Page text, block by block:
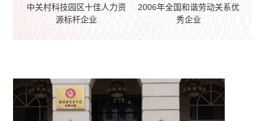
中关村科技园区十佳人力资
源标杆企业
2006年全国和谐劳动关系优
秀企业